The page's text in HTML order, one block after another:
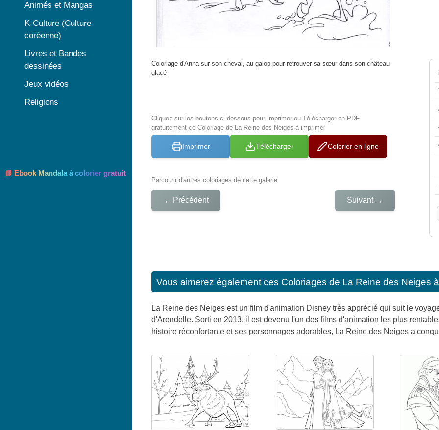
Coloriage d'Anna sur son cheval, au galop pour retrouver sa sœur dans son château
glacé
Cliquez sur les boutons ci-dessous pour Imprimer ou Télécharger en PDF
gratuitement ce Coloriage de La Reine des Neiges à imprimer
Imprimer Télécharger Colorier en ligne
Parcourir d'autres coloriages de cette galerie
← Précédent Suivant→
Vous aimerez également ces Coloriages de La Reine des Neiges
La Reine des Neiges est un film d'animation Disney très apprécié qui suit le
d'Arendelle. Sorti en 2013, il est devenu l'un des films d'animation les plus
histoire réconfortante et ses personnages adorables, La Reine des Neiges a
Animés et Mangas
K-Culture (Culture
coréenne)
Livres et Bandes
dessinées
Jeux vidéos
Religions
📘 Ebook Mandala à colorier gratuit